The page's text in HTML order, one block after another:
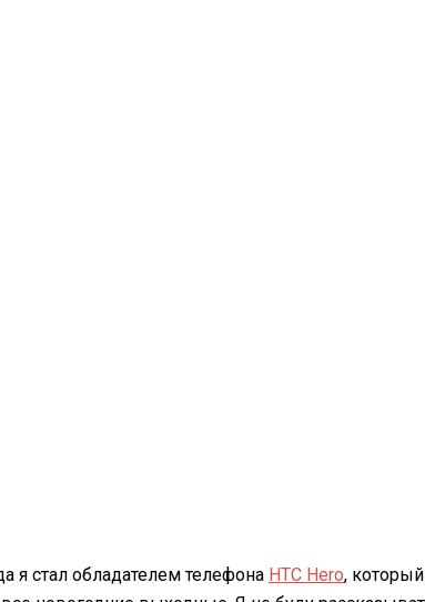
я стал обладателем телефона HTC Hero,